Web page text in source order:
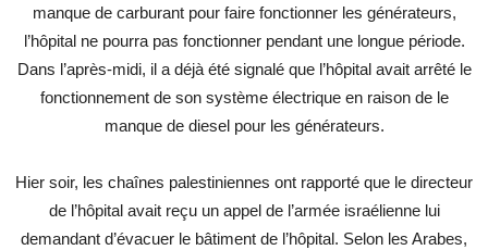
manque de carburant pour faire fonctionner les générateurs,
l’hôpital ne pourra pas fonctionner pendant une longue période.
Dans l’après-midi, il a déjà été signalé que l’hôpital avait arrêté le
fonctionnement de son système électrique en raison de le
manque de diesel pour les générateurs.
Hier soir, les chaînes palestiniennes ont rapporté que le directeur
de l’hôpital avait reçu un appel de l’armée israélienne lui
demandant d’évacuer le bâtiment de l’hôpital. Selon les Arabes,